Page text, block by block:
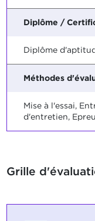
Diplôme /
Diplôme
Méthodes
Mise à l'essai,
d'entretien,
Grille